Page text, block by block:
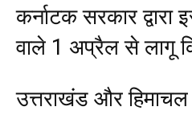
कर्नाटक सरकार
वाले 1 अप्रैल से लागू
उत्तराखंड और